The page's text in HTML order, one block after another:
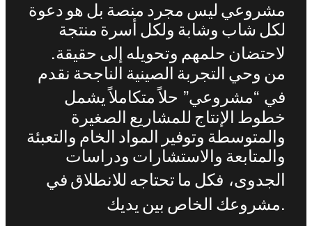
مشروعي ليس مجرد منصة بل هو دعوة
لكل شاب وشابة ولكل أسرة منتجة
لاحتضان حلمهم وتحويله إلى حقيقة.
من وحي التجربة الصينية الناجحة نقدم
في “مشروعي” حلاً متكاملاً يشمل
خطوط الإنتاج للمشاريع الصغيرة
والمتوسطة وتوفير المواد الخام والتعبئة
والمتابعة والاستشارات ودراسات
الجدوى، فكل ما تحتاجه للانطلاق في
مشروعك الخاص بين يديك .